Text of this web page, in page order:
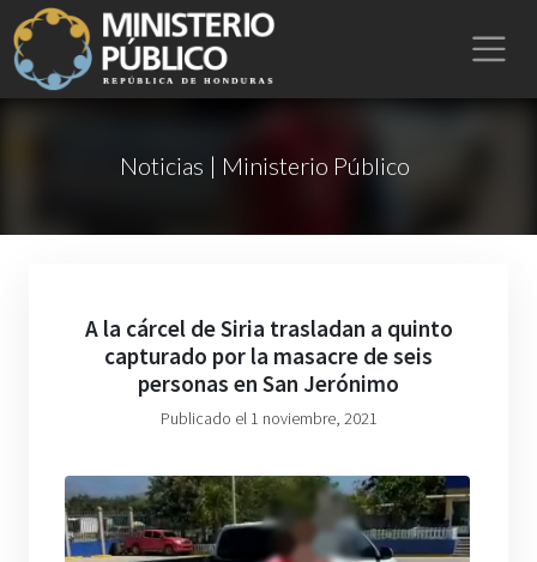
Noticias | Ministerio Público
A la cárcel de Siria trasladan a quinto
capturado por la masacre de seis
personas en San Jerónimo
Publicado el 1 noviembre, 2021